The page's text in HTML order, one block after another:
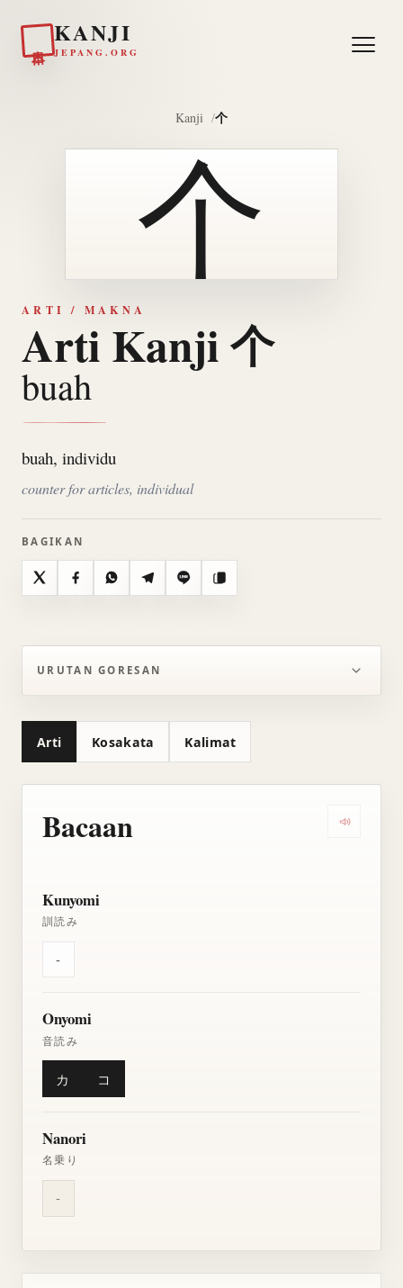
KANJI
JEPANG.ORG
Kanji 个
个
ARTI / MAKNA
Arti Kanji 个
buah
buah, individu
counter for articles, individual
BAGIKAN
X FacebookWhatsAppTelegramLine Salin
URUTAN GORESAN
Arti Kosakata Kalimat
Bacaan
Kunyomi
訓読み
-
Onyomi
音読み
カ コ
Nanori
名乗り
-